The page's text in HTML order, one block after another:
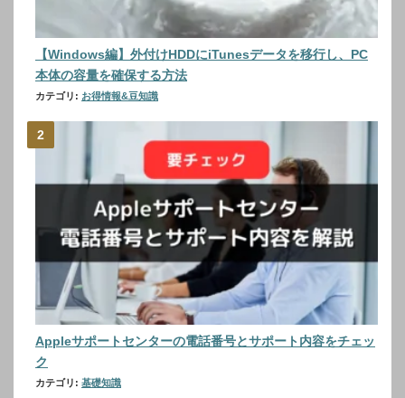
【Windows編】外付けHDDにiTunesデータを移行し、PC
本体の容量を確保する方法
カテゴリ: お得情報&豆知識
Appleサポートセンターの電話番号とサポート内容をチェッ
ク
カテゴリ: 基礎知識